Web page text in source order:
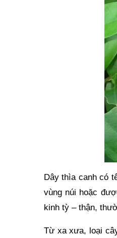
Dây thìa canh có
vùng núi hoặc
kinh tỳ – thận,
Từ xa xưa, loại